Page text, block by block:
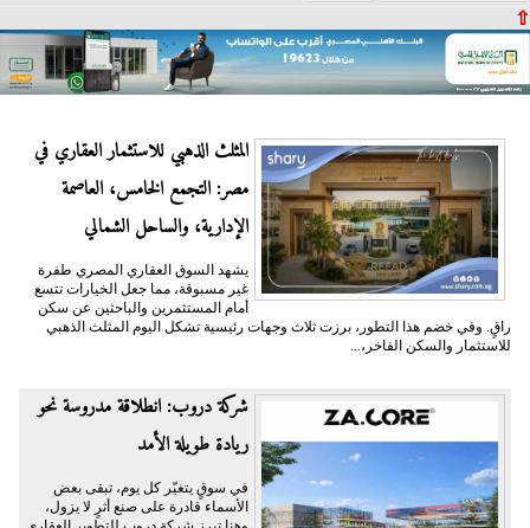
⇧
المثلث الذهبي للاستثمار العقاري في
مصر: التجمع الخامس، العاصمة
الإدارية، والساحل الشمالي
يشهد السوق العقاري المصري طفرة
غير مسبوقة، مما جعل الخيارات تتسع
أمام المستثمرين والباحثين عن سكن
راقٍ. وفي خضم هذا التطور، برزت ثلاث وجهات رئيسية تشكل اليوم المثلث الذهبي
للاستثمار والسكن الفاخر،...
شركة دروب: انطلاقة مدروسة نحو
ريادة طويلة الأمد
في سوقٍ يتغيّر كل يوم، تبقى بعض
الأسماء قادرة على صنع أثرٍ لا يزول،